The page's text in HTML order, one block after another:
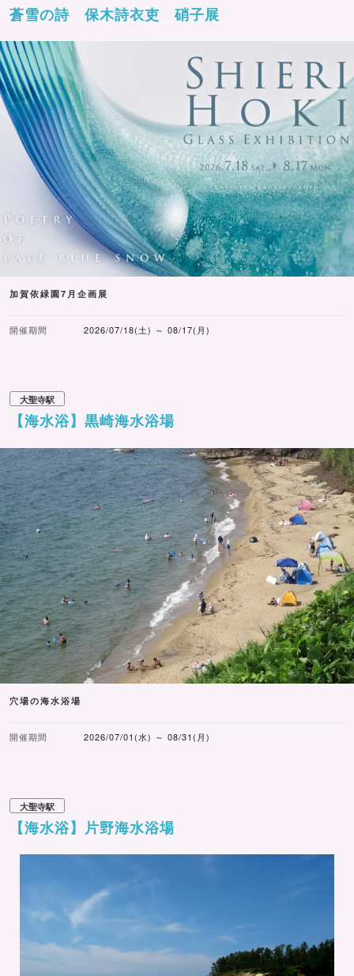
蒼雪の詩 保木詩衣吏 硝子展
加賀依緑園7月企画展
開催期間 2026/07/18(土) ～ 08/17(月)
大聖寺駅
【海水浴】黒崎海水浴場
穴場の海水浴場
開催期間 2026/07/01(水) ～ 08/31(月)
大聖寺駅
【海水浴】片野海水浴場